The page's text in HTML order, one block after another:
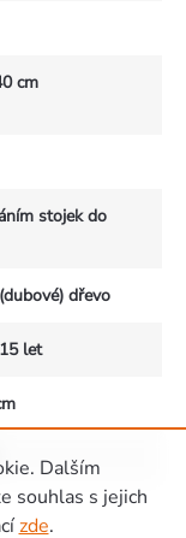
Dalším
souhlas s jejich
zde.
cm
stojek do
dřevo
let